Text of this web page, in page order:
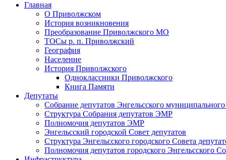
Главная
О Приволжском
История возникновения
Преобразование Приволжского МО
ТОСы р. п. Приволжский
География
Население
История Приволжского
Одноклассники Приволжского
Книга Памяти
Депутаты
Собрание депутатов Энгельсского
Структура Собрания депутатов ЭМР
Полномочия депутатов ЭМР
Энгельсский городской Совет депутатов
Структура Энгельсского городского Совета
Полномочия депутатов городского Энгельсского